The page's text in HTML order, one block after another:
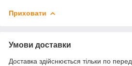
Приховати
Умови доставки
Доставка здійснюється тільки по